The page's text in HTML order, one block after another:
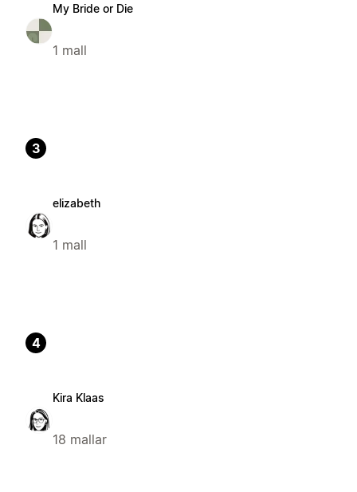
My Bride or Die
1 mall
3
elizabeth
1 mall
4
Kira Klaas
18 mallar